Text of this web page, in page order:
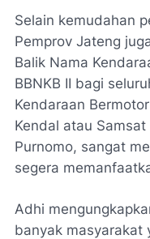
Selain kemudahan
Pemprov Jateng
Balik Nama
BBNKB II bagi
Kendaraan
Kendal atau
Purnomo, sangat
segera
Adhi
banyak masyarakat